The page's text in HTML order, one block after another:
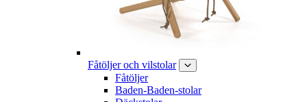
Fåtöljer och vilstolar
Fåtöljer
Baden-Baden-stolar